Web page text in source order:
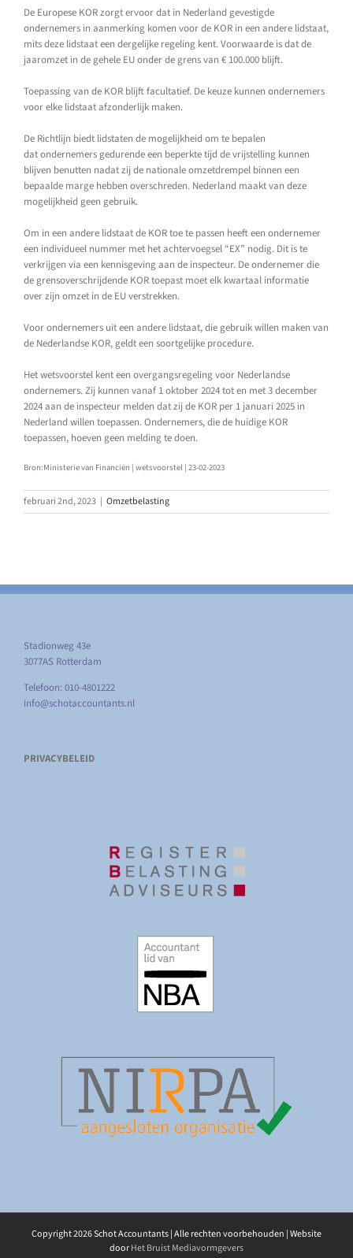
De Europese KOR zorgt ervoor dat in Nederland gevestigde
ondernemers in aanmerking komen voor de KOR in een andere lidstaat,
mits deze lidstaat een dergelijke regeling kent. Voorwaarde is dat de
jaaromzet in de gehele EU onder de grens van € 100.000 blijft.
Toepassing van de KOR blijft facultatief. De keuze kunnen ondernemers
voor elke lidstaat afzonderlijk maken.
De Richtlijn biedt lidstaten de mogelijkheid om te bepalen
dat ondernemers gedurende een beperkte tijd de vrijstelling kunnen
blijven benutten nadat zij de nationale omzetdrempel binnen een
bepaalde marge hebben overschreden. Nederland maakt van deze
mogelijkheid geen gebruik.
Om in een andere lidstaat de KOR toe te passen heeft een ondernemer
een individueel nummer met het achtervoegsel “EX” nodig. Dit is te
verkrijgen via een kennisgeving aan de inspecteur. De ondernemer die
de grensoverschrijdende KOR toepast moet elk kwartaal informatie
over zijn omzet in de EU verstrekken.
Voor ondernemers uit een andere lidstaat, die gebruik willen maken van
de Nederlandse KOR, geldt een soortgelijke procedure.
Het wetsvoorstel kent een overgangsregeling voor Nederlandse
ondernemers. Zij kunnen vanaf 1 oktober 2024 tot en met 3 december
2024 aan de inspecteur melden dat zij de KOR per 1 januari 2025 in
Nederland willen toepassen. Ondernemers, die de huidige KOR
toepassen, hoeven geen melding te doen.
Bron:Ministerie van Financiën | wetsvoorstel | 23-02-2023
februari 2nd, 2023 | Omzetbelasting
Stadionweg 43e
3077AS Rotterdam
Telefoon: 010-4801222
info@schotaccountants.nl
PRIVACYBELEID
Copyright2026 Schot Accountants | Alle rechten voorbehouden | Website
doorHet Bruist Mediavormgevers